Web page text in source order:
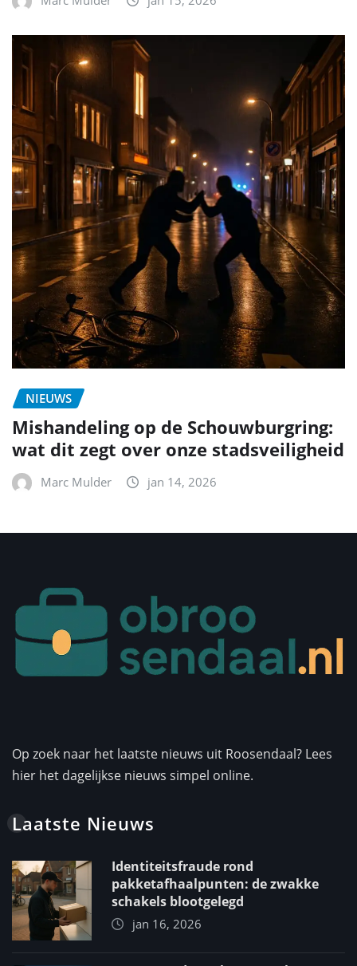
NIEUWS
Mishandeling op de Schouwburgring:
wat dit zegt over onze stadsveiligheid
Marc Mulder jan 14, 2026
Op zoek naar het laatste nieuws uit Roosendaal? Lees
hier het dagelijkse nieuws simpel online.
Laatste Nieuws
Identiteitsfraude rond
pakketafhaalpunten: de zwakke
schakels blootgelegd
jan 16, 2026